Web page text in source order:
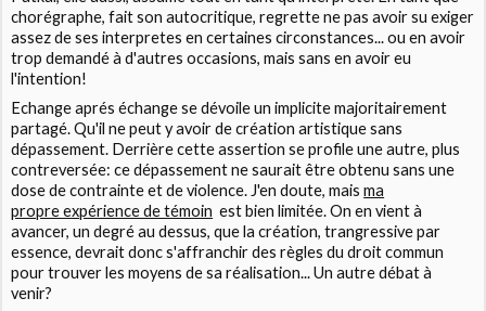
chorégraphe, fait son autocritique, regrette ne pas avoir su exiger
assez de ses interpretes en certaines circonstances... ou en avoir
trop demandé à d'autres occasions, mais sans en avoir eu
l'intention!
Echange aprés échange se dévoile un implicite majoritairement
partagé. Qu'il ne peut y avoir de création artistique sans
dépassement. Derrière cette assertion se profile une autre, plus
contreversée: ce dépassement ne saurait être obtenu sans une
dose de contrainte et de violence. J'en doute, maisma
propre expérience de témoin est bien limitée. On en vient à
avancer, un degré au dessus, que la création, trangressive par
essence, devrait donc s'affranchir des règles du droit commun
pour trouver les moyens de sa réalisation... Un autre débat à
venir?